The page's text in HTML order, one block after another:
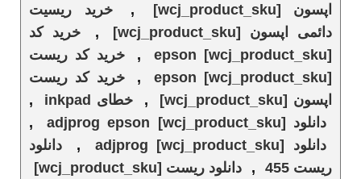
اپسون [wcj_product_sku]
,
خرید ریسیت
دائمی اپسون [wcj_product_sku]
,
خرید کد
epson [wcj_product_sku]
,
خرید کد ریست
epson [wcj_product_sku]
,
خرید کد ریست
اپسون [wcj_product_sku]
, خطای inkpad
,
دانلود adjprog epson [wcj_product_sku]
,
دانلود adjprog [wcj_product_sku]
,
دانلود
ریست 455
, دانلود ریست [wcj_product_sku]